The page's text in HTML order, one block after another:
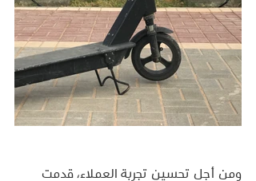
ومن أجل تحسين تجربة العملاء، قدمت